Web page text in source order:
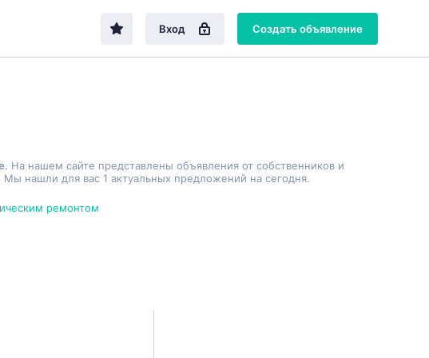
Вход Создать объявление
. На нашем сайте представлены объявления от собственников и
нашли для вас 1 актуальных предложений на сегодня.
ремонтом